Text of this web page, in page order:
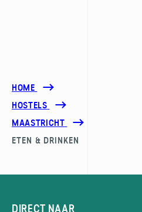
HOME
HOSTELS
MAASTRICHT
ETEN & DRINKEN
DIRECT NAAR